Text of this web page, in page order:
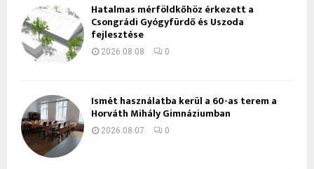
Hatalmas mérföldkőhöz érkezett a
Csongrádi Gyógyfürdő és Uszoda
fejlesztése
2026.08.08. 0
Ismét használatba kerül a 60-as terem a
Horváth Mihály Gimnáziumban
2026.08.07. 0